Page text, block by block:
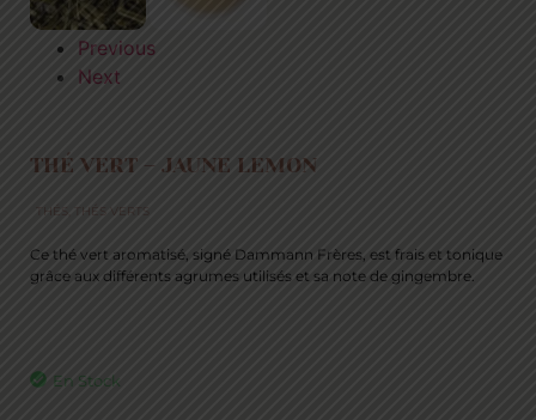
Previous
Next
THÉ VERT – JAUNE LEMON
THÉS THÉS VERTS
Ce thé vert aromatisé, signé Dammann Frères, est frais et tonique
grâce aux différents agrumes utilisés et sa note de gingembre.
En Stock